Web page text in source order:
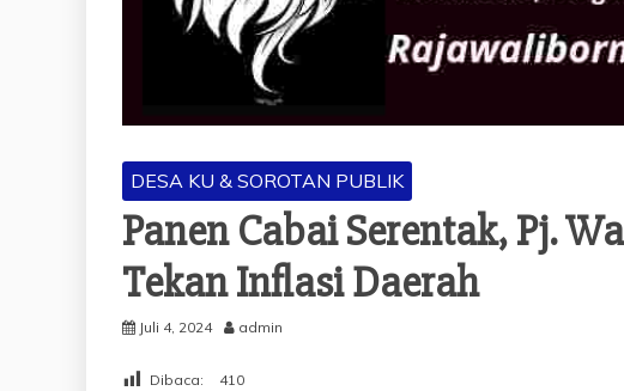
DESA KU & SOROTAN PUBLIK
Panen Cabai Serentak, Pj.
Tekan Inflasi Daerah
Juli 4, 2024 admin
Dibaca: 410